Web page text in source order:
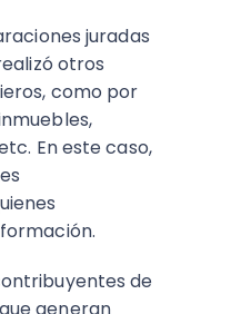
juradas
otros
como por
En este caso,
de
generan